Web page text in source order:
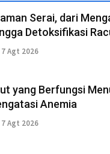
Serai, dari
Detoksifikasi
7 Agt 2026
yang Berfungsi
Anemia
7 Agt 2026